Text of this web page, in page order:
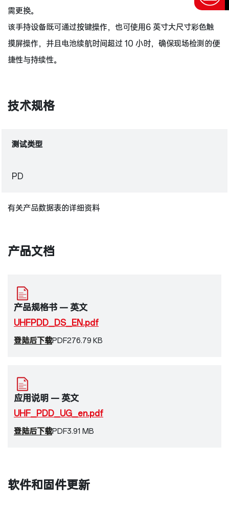
需更换。
该手持设备既可通过按键操作，也可使用6 英寸大尺寸彩色触
摸屏操作，并且电池续航时间超过 10 小时，确保现场检测的便
捷性与持续性。
技术规格
测试类型
PD
有关产品数据表的详细资料
产品文档
产品规格书 — 英文
UHFPDD_DS_EN.pdf
登陆后下载PDF276.79 KB
应用说明 — 英文
UHF_PDD_UG_en.pdf
登陆后下载PDF3.91 MB
软件和固件更新